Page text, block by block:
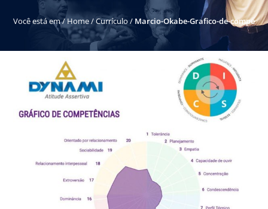
Você está em /Home/Currículo/ Marcio-Okabe-Grafico-de-